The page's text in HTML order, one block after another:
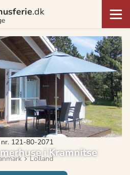
.dk
nr. 121-80-2071
i Kramnitse
Lolland